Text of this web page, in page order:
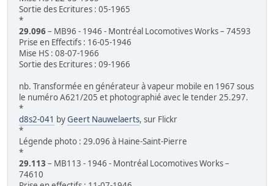
Sortie des Ecritures : 05-1965
*
29.096– MB96 - 1946 - Montréal Locomotives Works – 74593
Prise en Effectifs : 16-05-1946
Mise HS : 08-07-1966
Sortie des Ecritures : 09-1966
nb. Transformée en générateur à vapeur mobile en 1967 sous
le numéro A621/205 et photographié avec le tender 25.297.
*
d8s2-041 byGeert Nauwelaerts, sur Flickr
*
Légende photo : 29.096 à Haine-Saint-Pierre
*
29.113 – MB113 - 1946 - Montréal Locomotives Works –
74610